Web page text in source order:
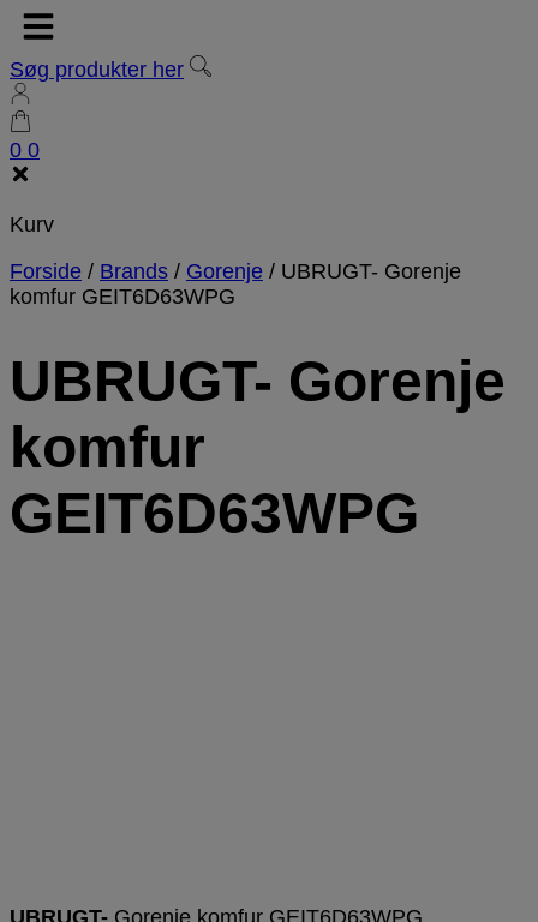
Søg produkter her
0 0
Kurv
Forside / Brands / Gorenje / UBRUGT- Gorenje
komfur GEIT6D63WPG
UBRUGT- Gorenje
komfur
GEIT6D63WPG